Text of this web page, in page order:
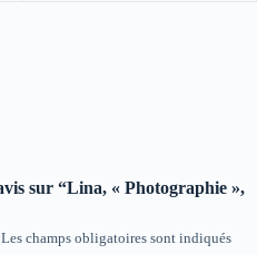
sur “Lina, « Photographie »,
Les champs obligatoires sont indiqués